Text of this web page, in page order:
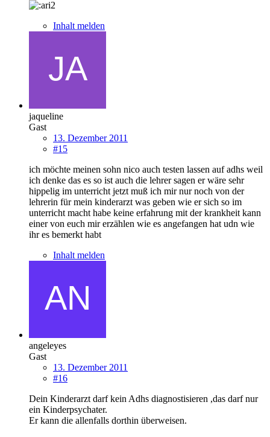
Inhalt melden
jaqueline
Gast
13. Dezember 2011
#15
ich möchte meinen sohn nico auch testen lassen auf adhs weil
ich denke das es so ist auch die lehrer sagen er wäre sehr
hippelig im unterricht jetzt muß ich mir nur noch von der
lehrerin für mein kinderarzt was geben wie er sich so im
unterricht macht habe keine erfahrung mit der krankheit kann
einer von euch mir erzählen wie es angefangen hat udn wie
ihr es bemerkt habt
Inhalt melden
angeleyes
Gast
13. Dezember 2011
#16
Dein Kinderarzt darf kein Adhs diagnostisieren ,das darf nur
ein Kinderpsychater.
Er kann die allenfalls dorthin überweisen.